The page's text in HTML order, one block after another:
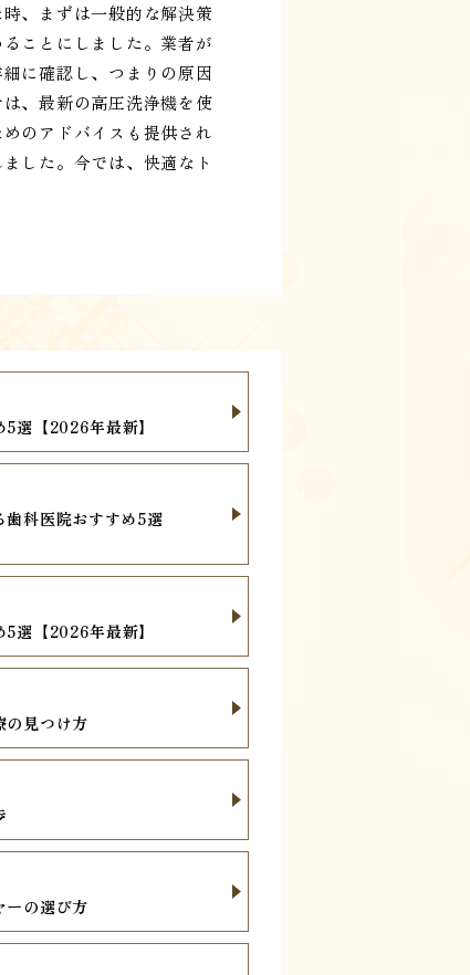
、まずは一般的な解決策
ことにしました。業者が
に確認し、つまりの原因
、最新の高圧洗浄機を使
のアドバイスも提供され
した。今では、快適なト
選【2026年最新】
科医院おすすめ5選
選【2026年最新】
の見つけ方
ーの選び方